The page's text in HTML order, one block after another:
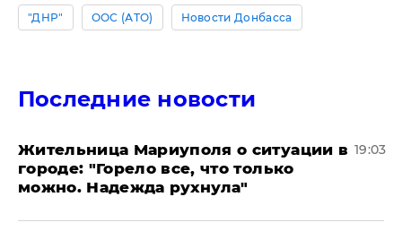
"ДНР" ООС (АТО) Новости Донбасса
Последние новости
Жительница Мариуполя о ситуации в
городе: "Горело все, что только
можно. Надежда рухнула"
19:03